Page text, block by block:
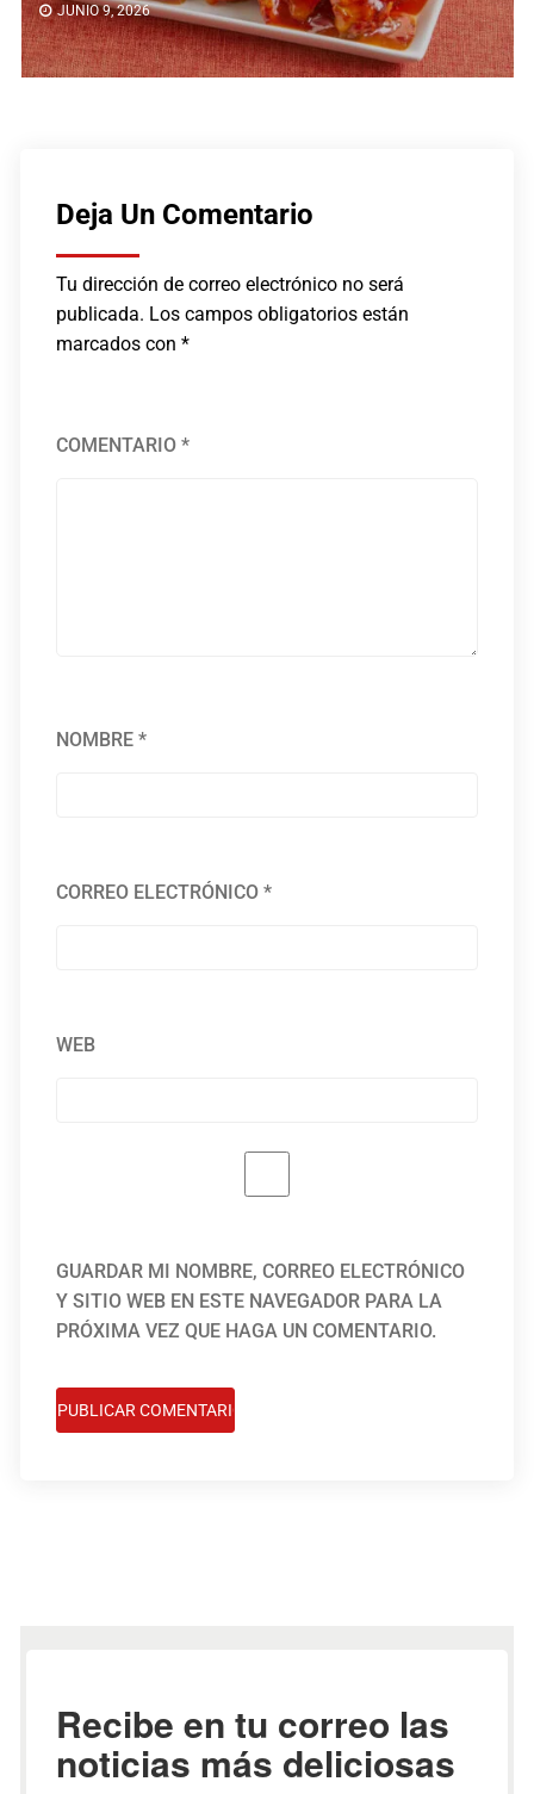
MAYO 24, 2026
Deja Un Comentario
Tu dirección de correo electrónico no será
publicada. Los campos obligatorios están
marcados con*
COMENTARIO*
NOMBRE*
CORREO ELECTRÓNICO*
WEB
GUARDAR MI NOMBRE, CORREO ELECTRÓNICO
Y SITIO WEB EN ESTE NAVEGADOR PARA LA
PRÓXIMA VEZ QUE HAGA UN COMENTARIO.